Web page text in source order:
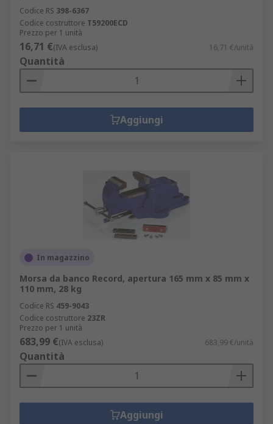
Codice RS 398-6367
Codice costruttore T59200ECD
Prezzo per 1 unità
16,71 €(IVA esclusa) 16,71 €/unità
Quantità
Aggiungi
In magazzino
Morsa da banco Record, apertura 165 mm x 85 mm x
110 mm, 28 kg
Codice RS 459-9043
Codice costruttore 23ZR
Prezzo per 1 unità
683,99 €(IVA esclusa) 683,99 €/unità
Quantità
Aggiungi